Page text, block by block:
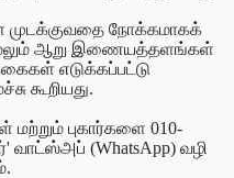
நோக்கமாகக்
ஆறு இணையத்தளங்கள்
எடுக்கப்பட்டு
கூறியது.
புகார்களை 010-
வாட்ஸ்அப் (WhatsApp) வழி